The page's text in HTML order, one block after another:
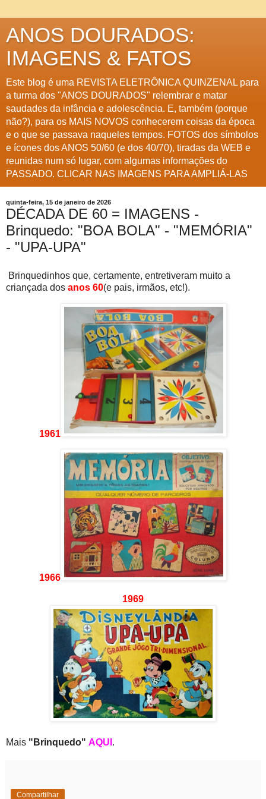
ANOS DOURADOS:
IMAGENS & FATOS
Este blog é uma REVISTA ELETRÔNICA QUINZENAL para
a turma dos "ANOS DOURADOS" relembrar e matar
saudades da infância e adolescência. E, também (porque
não?), para os MAIS NOVOS conhecerem coisas da época
e o que se passava naqueles tempos. FOTOS dos símbolos
e ícones dos ANOS 50/60 (e dos 40/70), tiradas da WEB e
reunidas num só lugar, com algumas informações do
PASSADO. CLICAR NAS IMAGENS PARA AMPLIÁ-LAS
quinta-feira, 15 de janeiro de 2026
DÉCADA DE 60 = IMAGENS -
Brinquedo: "BOA BOLA" - "MEMÓRIA"
- "UPA-UPA"
Brinquedinhos que, certamente, entretiveram muito a
criançada dos anos 60(e pais, irmãos, etc!).
1961
1966
1969
Mais "Brinquedo" AQUI .
Compartilhar